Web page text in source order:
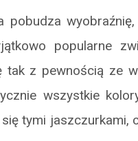
pobudza
popularne
tak z pewnością ze
wszystkie
tymi